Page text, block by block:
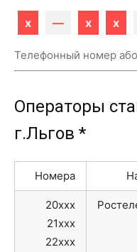
x — x x
Телефонный номер
Операторы
г.Льгов *
Номера
20xxx
21xxx
22xxx